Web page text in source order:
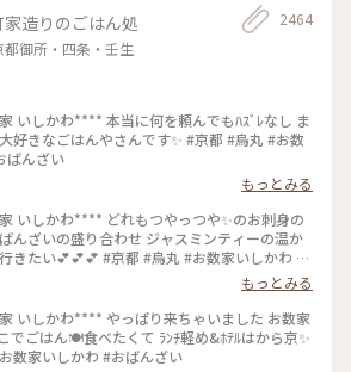
造りのごはん処
御所・四条・壬生
2464
当に何を頼んでもﾊｽﾞﾚなし ま
ごはんやさんです✨ #京都 #烏丸 #お数
ばんざい
もっとみる
れもつやっつや✨のお刺身の
んざいの盛り合わせ ジャスミンティーの温か
刺身 #刺盛り #おばんざい盛り合わせもっとみる
っぱり来ちゃいました お数家
数家いしかわ #おばんざい